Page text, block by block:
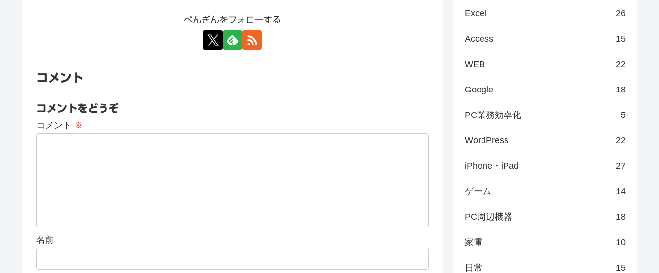
ぺんぎんをフォローする
コメント
コメントをどうぞ
コメント ※
名前
Excel 26
Access 15
WEB 22
Google 18
PC業務効率化 5
WordPress 22
iPhone・iPad 27
ゲーム 14
PC周辺機器 18
家電 10
日常 15